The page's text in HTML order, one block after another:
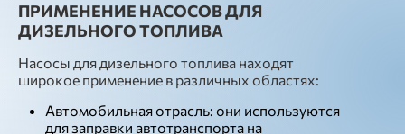
ПРИМЕНЕНИЕ НАСОСОВ ДЛЯ
ДИЗЕЛЬНОГО ТОПЛИВА
Насосы для дизельного топлива находят
широкое применение в различных областях:
Автомобильная отрасль: они используются
для заправки автотранспорта на